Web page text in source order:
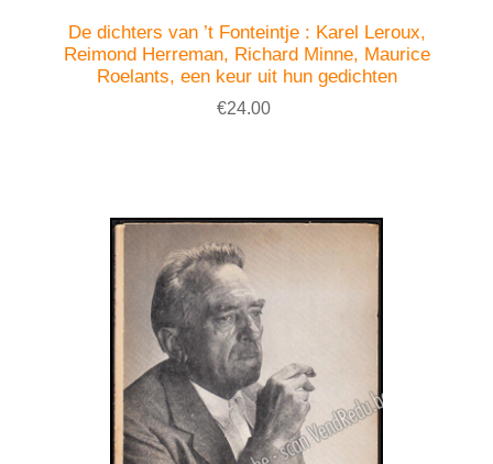
De dichters van ’t Fonteintje : Karel Leroux,
Reimond Herreman, Richard Minne, Maurice
Roelants, een keur uit hun gedichten
€24.00